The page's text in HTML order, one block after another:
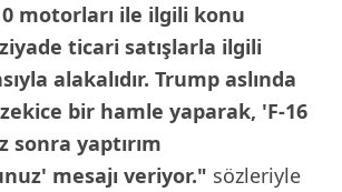
motorları ile ilgili konu
ziyade ticari satışlarla ilgili
alakalıdır. Trump aslında
bir hamle yaparak, 'F-16
sonra yaptırım
mesajı veriyor." sözleriyle